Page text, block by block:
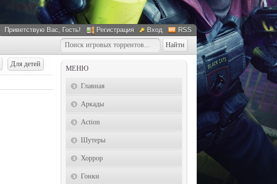
Приветствую Вас, Гость! Регистрация Вход RSS
Для детей
МЕНЮ
Главная
Аркады
Action
Шутеры
Хоррор
Гонки